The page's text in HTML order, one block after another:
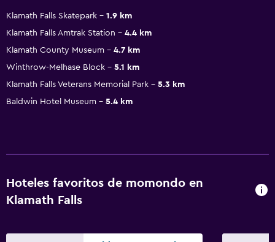
Klamath Falls Skatepark
1.9 km
Klamath Falls Amtrak Station
4.4 km
Klamath County Museum
4.7 km
Winthrow-Melhase Block
5.1 km
Klamath Falls Veterans Memorial Park
5.3 km
Baldwin Hotel Museum
5.4 km
Hoteles favoritos de momondo en
Klamath Falls